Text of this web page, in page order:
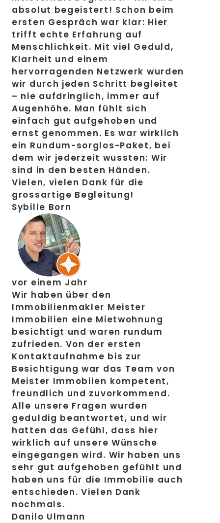
absolut begeistert! Schon beim
ersten Gespräch war klar: Hier
trifft echte Erfahrung auf
Menschlichkeit. Mit viel Geduld,
Klarheit und einem
hervorragenden Netzwerk wurden
wir durch jeden Schritt begleitet
– nie aufdringlich, immer auf
Augenhöhe. Man fühlt sich
einfach gut aufgehoben und
ernst genommen. Es war wirklich
ein Rundum-sorglos-Paket, bei
dem wir jederzeit wussten: Wir
sind in den besten Händen.
Vielen, vielen Dank für die
grossartige Begleitung!
Sybille Born
vor einem Jahr
Wir haben über den
Immobilienmakler Meister
Immobilien eine Mietwohnung
besichtigt und waren rundum
zufrieden. Von der ersten
Kontaktaufnahme bis zur
Besichtigung war das Team von
Meister Immobilen kompetent,
freundlich und zuvorkommend.
Alle unsere Fragen wurden
geduldig beantwortet, und wir
hatten das Gefühl, dass hier
wirklich auf unsere Wünsche
eingegangen wird. Wir haben uns
sehr gut aufgehoben gefühlt und
haben uns für die Immobilie auch
entschieden. Vielen Dank
nochmals.
Danilo Ulmann